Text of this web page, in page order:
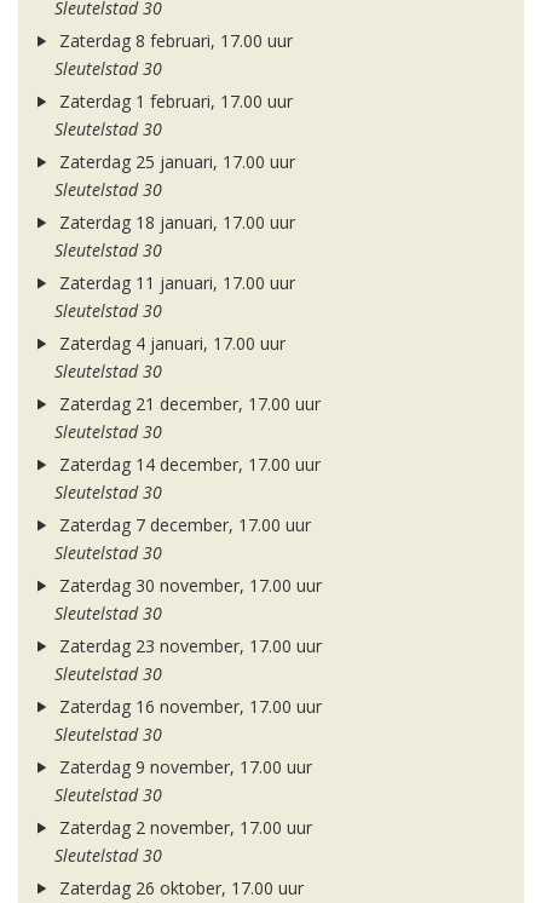
Sleutelstad 30
Zaterdag 8 februari, 17.00 uur
Sleutelstad 30
Zaterdag 1 februari, 17.00 uur
Sleutelstad 30
Zaterdag 25 januari, 17.00 uur
Sleutelstad 30
Zaterdag 18 januari, 17.00 uur
Sleutelstad 30
Zaterdag 11 januari, 17.00 uur
Sleutelstad 30
Zaterdag 4 januari, 17.00 uur
Sleutelstad 30
Zaterdag 21 december, 17.00 uur
Sleutelstad 30
Zaterdag 14 december, 17.00 uur
Sleutelstad 30
Zaterdag 7 december, 17.00 uur
Sleutelstad 30
Zaterdag 30 november, 17.00 uur
Sleutelstad 30
Zaterdag 23 november, 17.00 uur
Sleutelstad 30
Zaterdag 16 november, 17.00 uur
Sleutelstad 30
Zaterdag 9 november, 17.00 uur
Sleutelstad 30
Zaterdag 2 november, 17.00 uur
Sleutelstad 30
Zaterdag 26 oktober, 17.00 uur